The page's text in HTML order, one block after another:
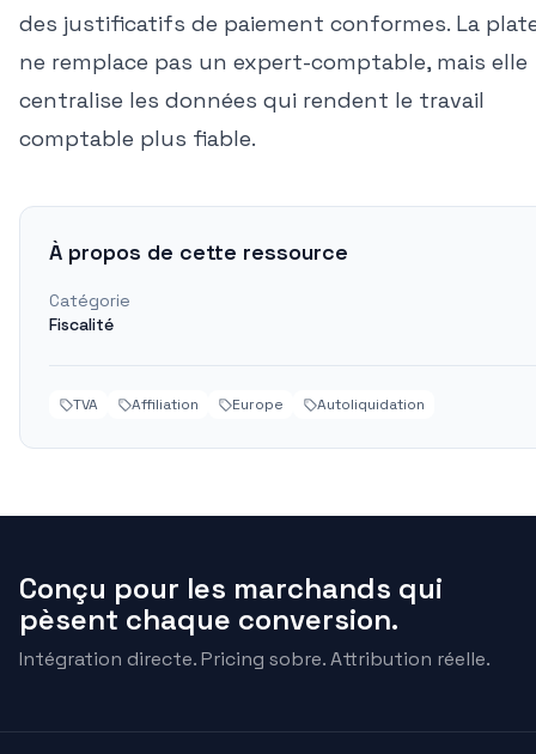
des justificatifs de paiement conformes. La
ne remplace pas un expert-comptable, mais elle
centralise les données qui rendent le travail
comptable plus fiable.
À propos de cette ressource
Catégorie
Fiscalité
TVA Affiliation Europe Autoliquidation
Conçu pour les marchands qui
pèsent chaque conversion.
Intégration directe. Pricing sobre. Attribution réelle.